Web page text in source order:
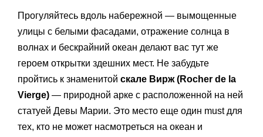
Прогуляйтесь вдоль набережной — вымощенные
улицы с белыми фасадами, отражение солнца в
волнах и бескрайний океан делают вас тут же
героем открытки здешних мест. Не забудьте
пройтись к знаменитой скале Вирж (Rocher de la
Vierge) — природной арке с расположенной на ней
статуей Девы Марии. Это место еще один must для
тех, кто не может насмотреться на океан и